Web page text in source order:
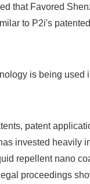
that Favored
to P2i's
is being used
patent
invested heavily
repellent nano
proceedings